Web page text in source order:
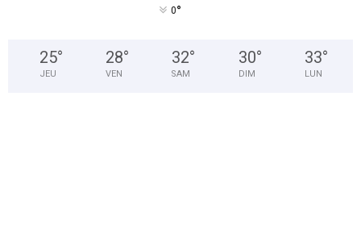
0°
25°
JEU
28°
VEN
32°
SAM
30°
DIM
33°
LUN